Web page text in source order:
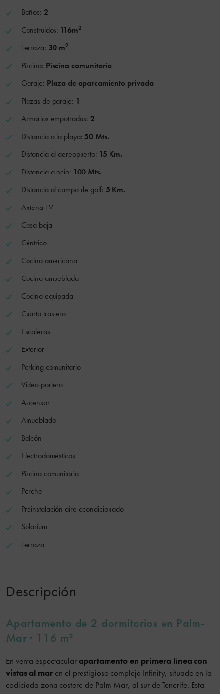
Baños: 2
Construidos: 116m2
Terraza:30 m2
Piscina: Piscina comunitaria
Garaje: Plaza de aparcamiento privada
Plazas de garaje: 1
Armarios empotrados: 2
Distancia a la playa: 50 Mts.
Distancia al aereopuerto: 15 Km.
Distancia a ocio: 100 Mts.
Distancia al campo de golf: 5 Km.
Antena TV
Casa baja
Céntrico
Cocina americana
Cocina amueblada
Cocina equipada
Cuarto trastero
Escaleras
Exterior
Parking comunitario
Video portero
Ascensor
Amueblado
Balcón
Electrodomésticos
Piscina comunitaria
Porche
Preinstalación aire acondicionado
Solarium
Terraza
Descripción
Apartamento de 2 dormitorios en Palm-
Mar · 116 m²
En venta espectacularapartamento en primera línea con
vistas al mar en el prestigioso complejo Infinity, situado en la
codiciada zona costera de Palm Mar, al sur de Tenerife. Esta